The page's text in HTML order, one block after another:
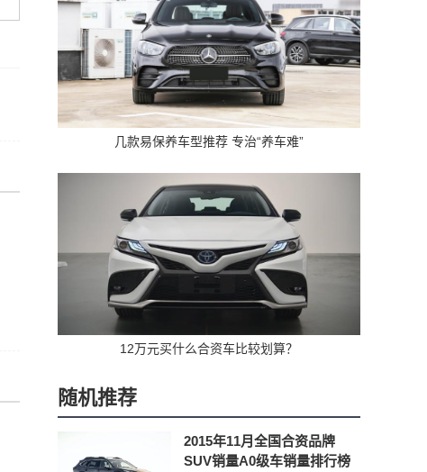
几款易保养车型推荐 专治“养车难”
12万元买什么合资车比较划算？
随机推荐
2015年11月全国合资品牌
SUV销量A0级车销量排行榜